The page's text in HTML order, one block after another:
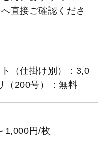
直接ご確認くださ
（仕掛け別）：3,0
（200号）：無料
1,000円/枚